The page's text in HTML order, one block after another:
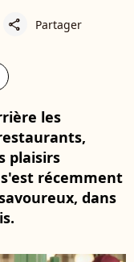
share Partager
les
plaisirs
récemment
dans